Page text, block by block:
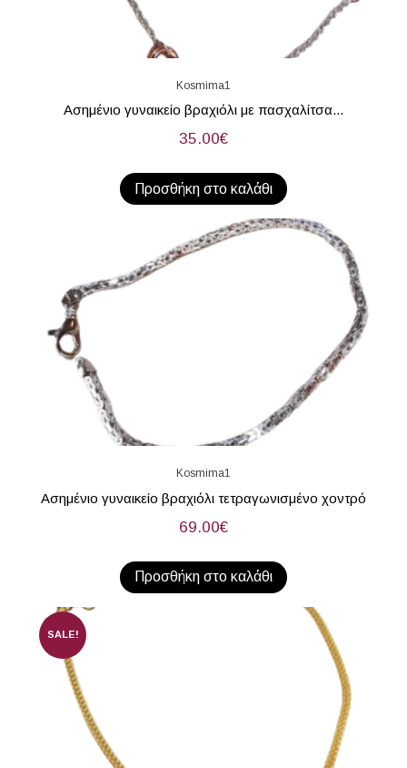
Kosmima1
Ασημένιο γυναικείο βραχιόλι με πασχαλίτσα...
35.00€
Προσθήκη στο καλάθι
Kosmima1
Ασημένιο γυναικείο βραχιόλι τετραγωνισμένο χοντρό
69.00€
Προσθήκη στο καλάθι
SALE!